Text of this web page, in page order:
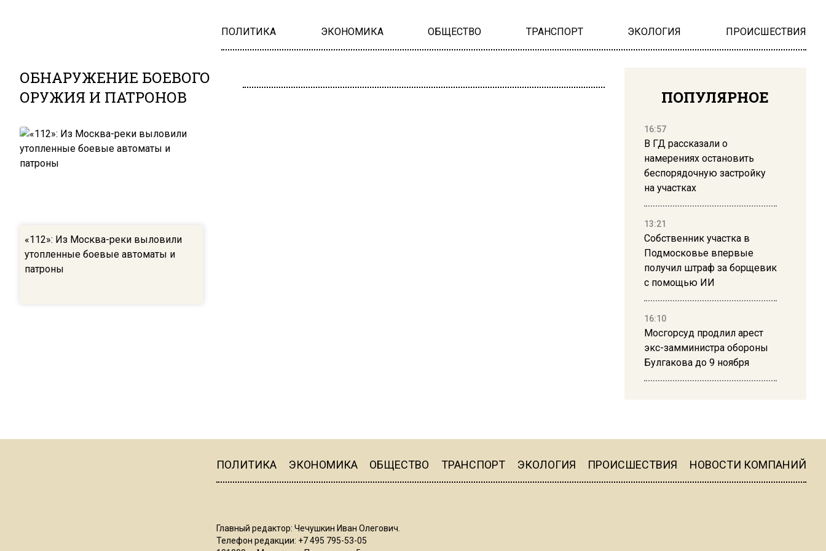
ПОЛИТИКА ЭКОНОМИКА ОБЩЕСТВО ТРАНСПОРТ ЭКОЛОГИЯ ПРОИСШЕСТВИЯ
ОБНАРУЖЕНИЕ БОЕВОГО
ОРУЖИЯ И ПАТРОНОВ
«112»: Из Москва-реки выловили
утопленные боевые автоматы и
патроны
ПОПУЛЯРНОЕ
16:57
В ГД рассказали о
намерениях остановить
беспорядочную застройку
на участках
13:21
Собственник участка в
Подмосковье впервые
получил штраф за борщевик
с помощью ИИ
16:10
Мосгорсуд продлил арест
экс-замминистра обороны
Булгакова до 9 ноября
16:19
ПОЛИТИКА ЭКОНОМИКА ОБЩЕСТВО ТРАНСПОРТ ЭКОЛОГИЯ ПРОИСШЕСТВИЯ НОВОСТИ КОМПАНИЙ
Главный редактор: Чечушкин Иван Олегович.
Телефон редакции: +7 495 795-53-05